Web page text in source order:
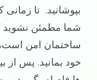
بپوشانید. تا
شما مطمئن نشوید
ساختمان امن است،
خود بمانید. پس از